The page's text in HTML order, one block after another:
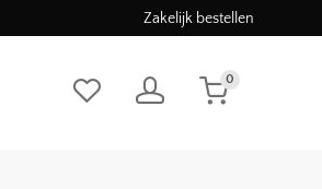
Zakelijk bestellen
0